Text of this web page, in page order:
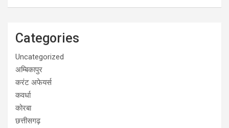
Categories
Uncategorized
अम्बिकापुर
करंट अफेयर्स
कवर्धा
कोरबा
छत्तीसगढ़